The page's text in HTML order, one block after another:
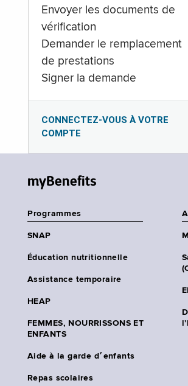
Envoyer les documents de
vérification
Demander le remplacement
de prestations
Signer la demande
CONNECTEZ-VOUS À VOTRE
COMPTE
myBenefits
Programmes
SNAP
Éducation nutritionnelle
Assistance temporaire
HEAP
FEMMES, NOURRISSONS ET
ENFANTS
Aide à la garde d׳enfants
Repas scolaires